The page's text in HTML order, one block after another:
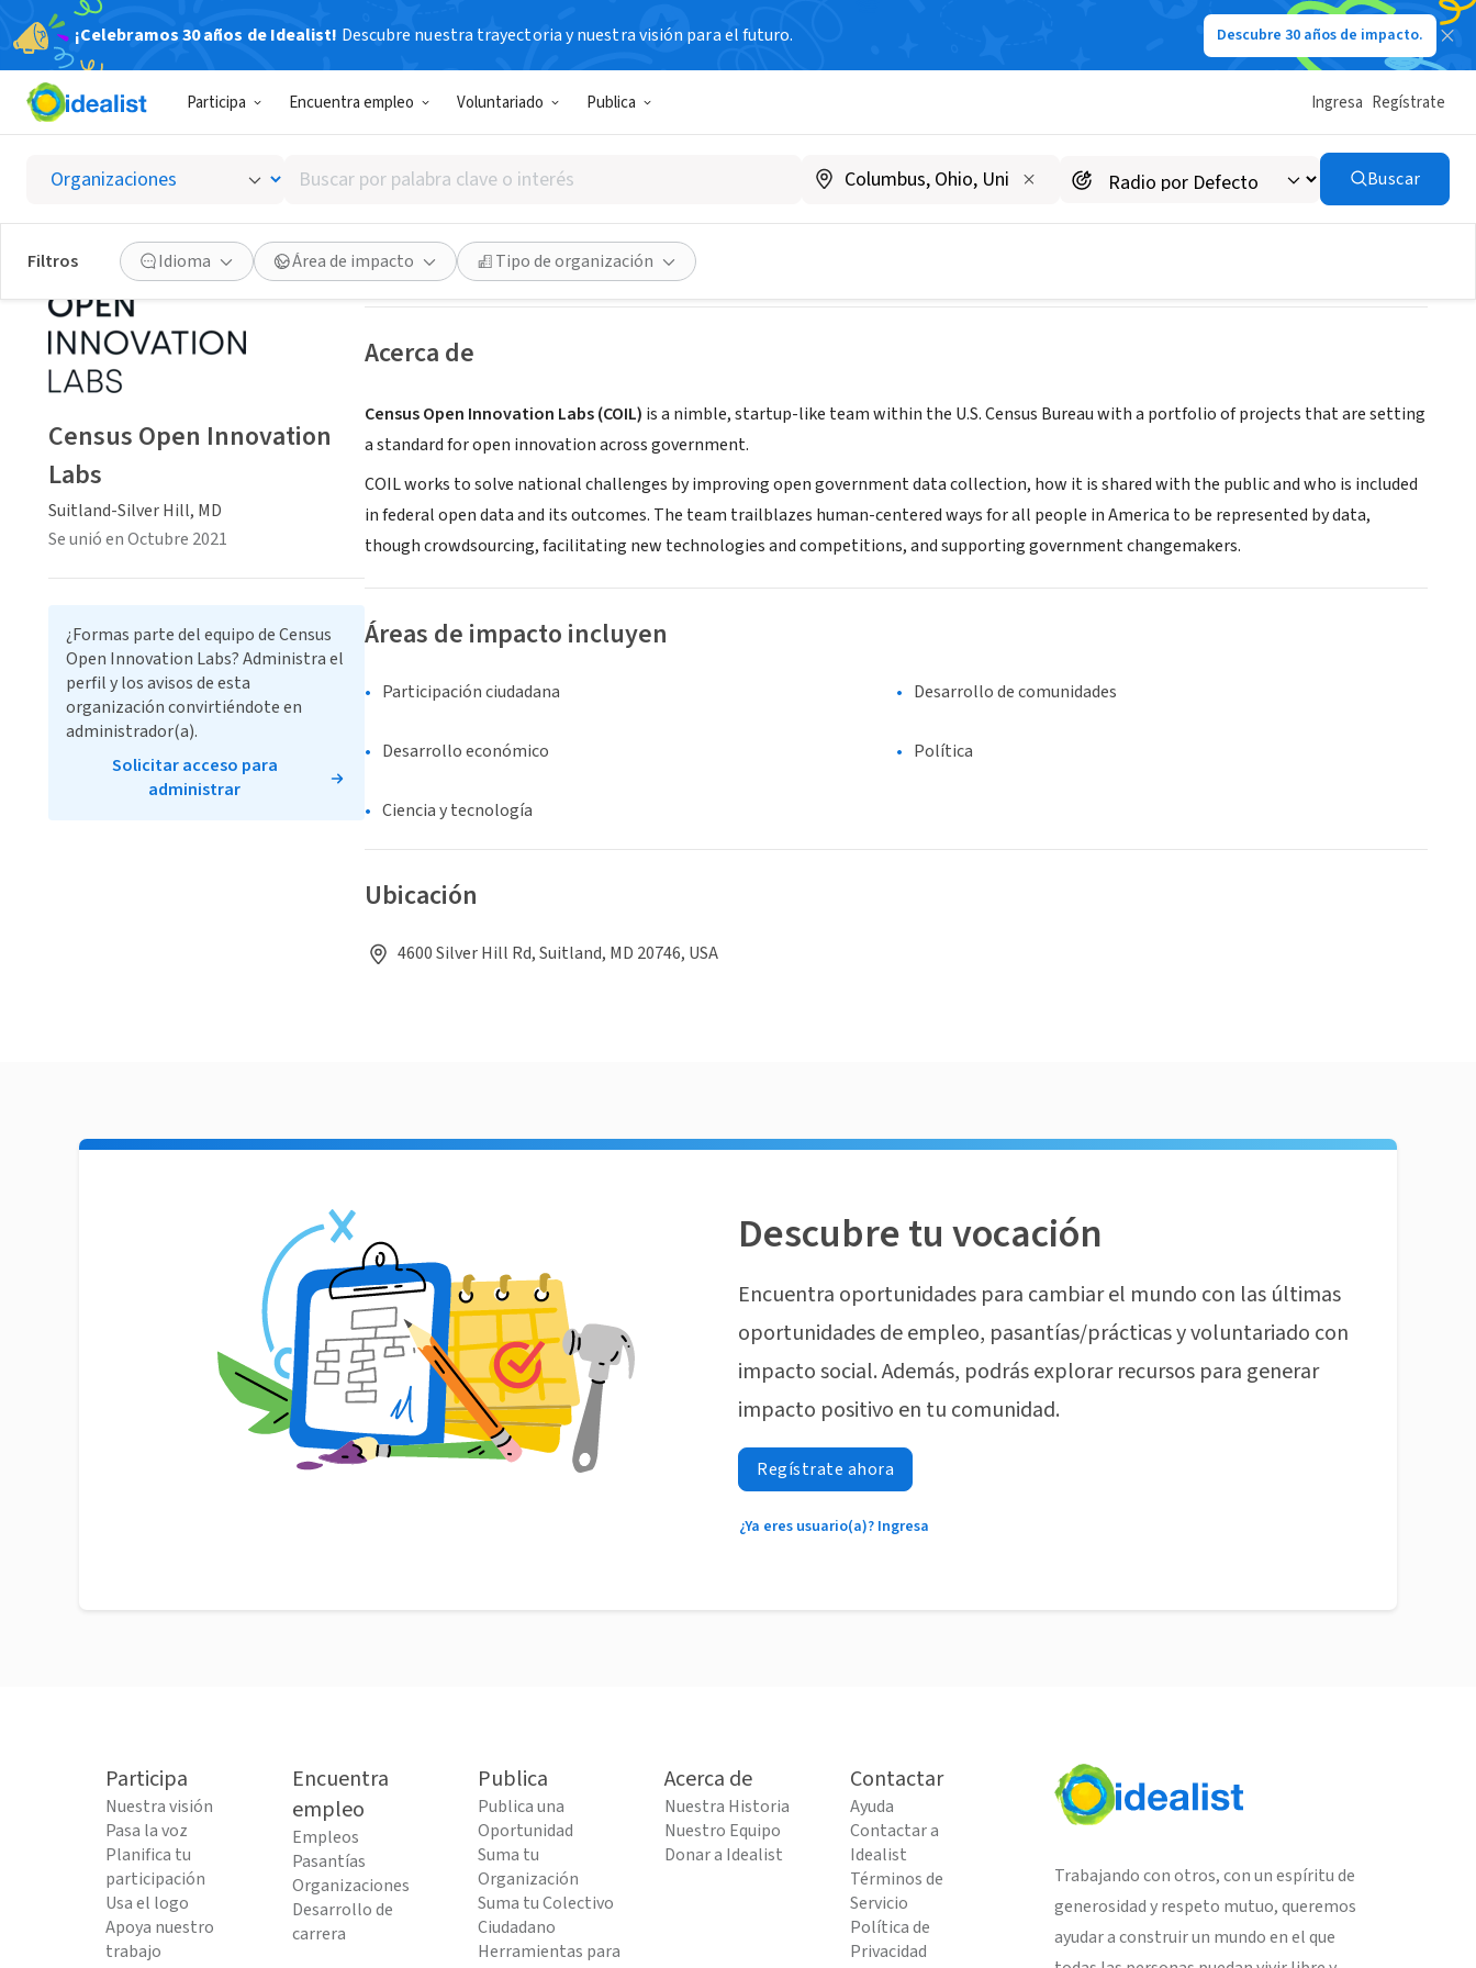
¡Celebramos 30 años de Idealist! Descubre nuestra trayectoria y nuestra visión para el futuro. Descubre 30 años de impacto.
Participa Encuentra empleo Voluntariado Publica Ingresa Regístrate
Buscar
por
palabra
clave
o
interés
Buscar
Filtros Idioma Área de impacto Tipo de organización
Census Open Innovation Labs
Suitland-Silver Hill, MD|coil.census.gov/
Guardar Compartir
Acerca de
Census Open Innovation Labs (COIL) is a nimble, startup-like team within the U.S. Census Bureau with a portfolio of projects that are setting
a standard for open innovation across government.
COIL works to solve national challenges by improving open government data collection, how it is shared with the public and who is included
in federal open data and its outcomes. The team trailblazes human-centered ways for all people in America to be represented by data,
though crowdsourcing, facilitating new technologies and competitions, and supporting government changemakers.
Áreas de impacto incluyen
Participación ciudadana Desarrollo de comunidades
Desarrollo económico Política
Ciencia y tecnología
Ubicación
4600 Silver Hill Rd, Suitland, MD 20746, USA
Census Open Innovation
Labs
Suitland-Silver Hill, MD
Se unió en Octubre 2021
¿Formas parte del equipo de Census
Open Innovation Labs? Administra el
perfil y los avisos de esta
organización convirtiéndote en
administrador(a).
Solicitar acceso para
administrar
Descubre tu vocación
Encuentra oportunidades para cambiar el mundo con las últimas
oportunidades de empleo, pasantías/prácticas y voluntariado con
impacto social. Además, podrás explorar recursos para generar
impacto positivo en tu comunidad.
Regístrate ahora
¿Ya eres usuario(a)? Ingresa
Participa
Nuestra visión
Pasa la voz
Planifica tu
participación
Usa el logo
Apoya nuestro
trabajo
Encuentra
empleo
Empleos
Pasantías
Organizaciones
Desarrollo de
carrera
Publica
Publica una
Oportunidad
Suma tu
Organización
Suma tu Colectivo
Ciudadano
Herramientas para
Acerca de
Nuestra Historia
Nuestro Equipo
Donar a Idealist
Contactar
Ayuda
Contactar a
Idealist
Términos de
Servicio
Política de
Privacidad
Trabajando con otros, con un espíritu de
generosidad y respeto mutuo, queremos
ayudar a construir un mundo en el que